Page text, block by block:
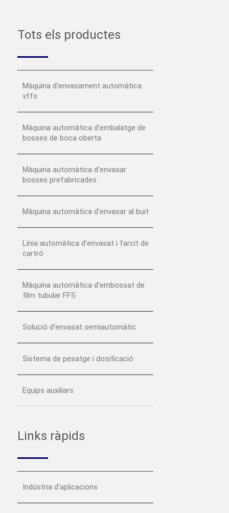
Tots els productes
Màquina d'envasament automàtica
vffs
Màquina automàtica d'embalatge de
bosses de boca oberta
Màquina automàtica d'envasar
bosses prefabricades
Màquina automàtica d'envasar al buit
Línia automàtica d'envasat i farcit de
cartró
Màquina automàtica d'embossat de
film tubular FFS
Solució d’envasat semiautomàtic
Sistema de pesatge i dosificació
Equips auxiliars
Links ràpids
Indústria d'aplicacions